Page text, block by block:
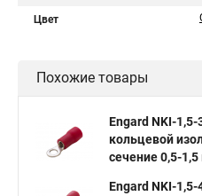
Цвет
Похожие товары
Engard NKI-
кольцевой
сечение 0,5-
Engard NKI-